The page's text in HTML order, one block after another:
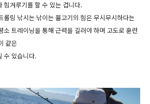
힘겨루기를 할 수 있는 겁니다.
롤링 낚시는 낚이는 물고기의 힘은 무시무시하다는
소 트레이닝을 통해 근력을 길러야 하며 고도로 훈련
같은
수 있습니다.